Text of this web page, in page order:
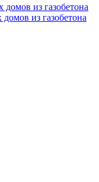
из газобетона
из газобетона